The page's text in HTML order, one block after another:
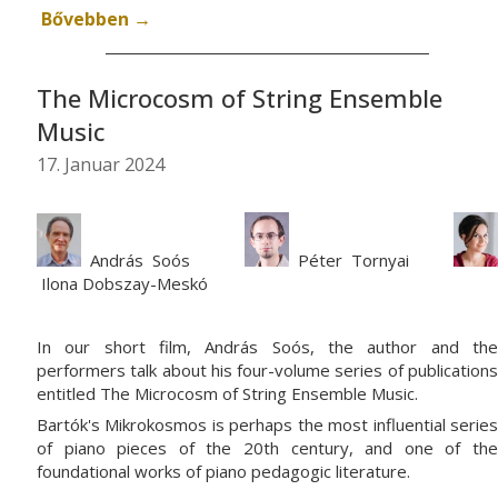
Bővebben →
The Microcosm of String Ensemble
Music
17. Januar 2024
András Soós Péter Tornyai
Ilona Dobszay-Meskó
In our short film, András Soós, the author and the
performers talk about his four-volume series of publications
entitled The Microcosm of String Ensemble Music.
Bartók's Mikrokosmos is perhaps the most influential series
of piano pieces of the 20th century, and one of the
foundational works of piano pedagogic literature.